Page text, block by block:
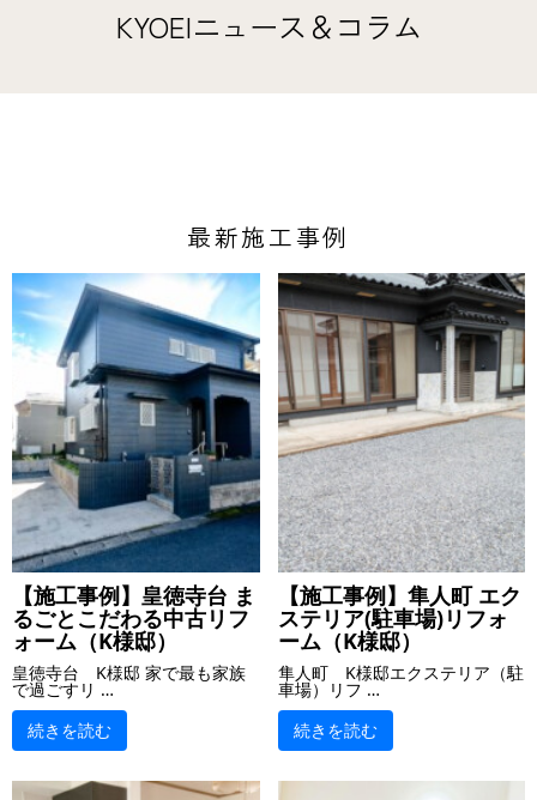
KYOEIニュース＆コラム
最新施工事例
【施工事例】皇徳寺台 ま
るごとこだわる中古リフ
ォーム（K様邸）
皇徳寺台 K様邸 家で最も家族
で過ごすリ …
続きを読む
【施工事例】隼人町 エク
ステリア(駐車場)リフォ
ーム（K様邸）
隼人町 K様邸エクステリア（駐
車場）リフ …
続きを読む